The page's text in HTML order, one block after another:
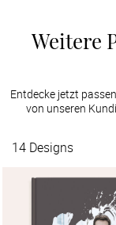
Weitere
Entdecke jetzt
von unseren
14 Designs